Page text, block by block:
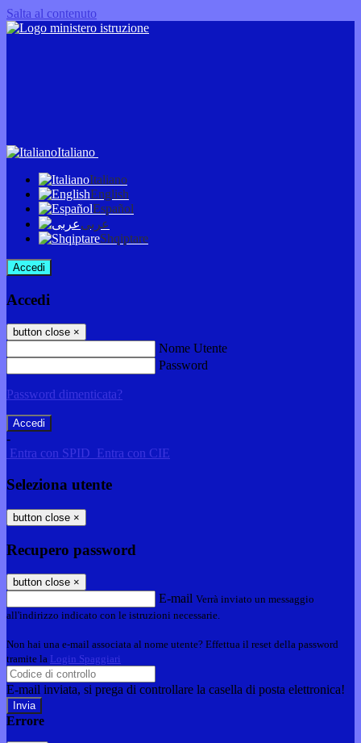
Salta al contenuto
Italiano
Italiano
English
Español
عربى
Shqiptare
Accedi
Accedi
button close ×
Nome Utente
Password
Password dimenticata?
-
Entra con SPID Entra con CIE
Seleziona utente
button close ×
Recupero password
button close ×
E-mail Verrà inviato un messaggio
all'indirizzo indicato con le istruzioni necessarie.
Non hai una e-mail associata al nome utente? Effettua il reset della password
tramite la Login Spaggiari
E-mail inviata, si prega di controllare la casella di posta elettronica!
Errore